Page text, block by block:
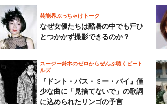
芸能界ぶっちゃけトーク
なぜ女優たちは酷暑の中でも汗ひ
とつかかず撮影できるのか？
スージー鈴木のゼロからぜんぶ聴くビート
ルズ
『ドント・パス・ミー・バイ』僅
少な曲に「見捨てないで」の歌詞
に込められたリンゴの予言